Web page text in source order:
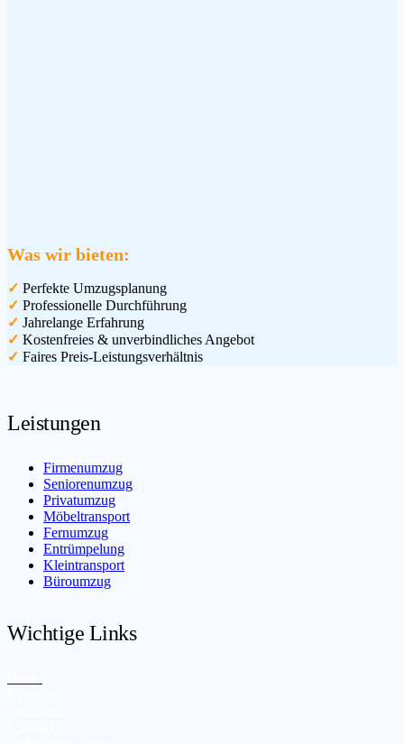
Was wir bieten:
✓ Perfekte Umzugsplanung
✓ Professionelle Durchführung
✓ Jahrelange Erfahrung
✓ Kostenfreies & unverbindliches Angebot
✓ Faires Preis-Leistungsverhältnis
Leistungen
Firmenumzug
Seniorenumzug
Privatumzug
Möbeltransport
Fernumzug
Entrümpelung
Kleintransport
Büroumzug
Wichtige Links